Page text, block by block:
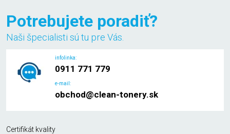
Potrebujete poradiť?
Naši špecialisti sú tu pre Vás.
infolinka:
0911 771 779
e-mail:
obchod@clean-tonery.sk
Certifikát kvality